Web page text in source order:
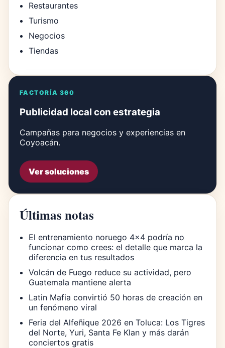
Restaurantes
Turismo
Negocios
Tiendas
FACTORÍA 360
Publicidad local con estrategia
Campañas para negocios y experiencias en
Coyoacán.
Ver soluciones
Últimas notas
El entrenamiento noruego 4×4 podría no
funcionar como crees: el detalle que marca la
diferencia en tus resultados
Volcán de Fuego reduce su actividad, pero
Guatemala mantiene alerta
Latin Mafia convirtió 50 horas de creación en
un fenómeno viral
Feria del Alfeñique 2026 en Toluca: Los Tigres
del Norte, Yuri, Santa Fe Klan y más darán
conciertos gratis